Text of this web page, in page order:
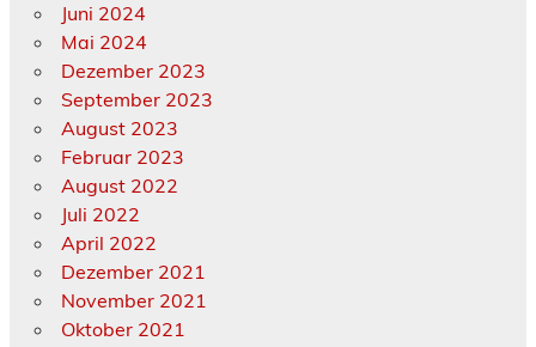
Juni 2024
Mai 2024
Dezember 2023
September 2023
August 2023
Februar 2023
August 2022
Juli 2022
April 2022
Dezember 2021
November 2021
Oktober 2021